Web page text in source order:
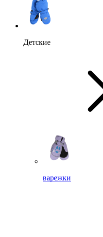
Детские
варежки